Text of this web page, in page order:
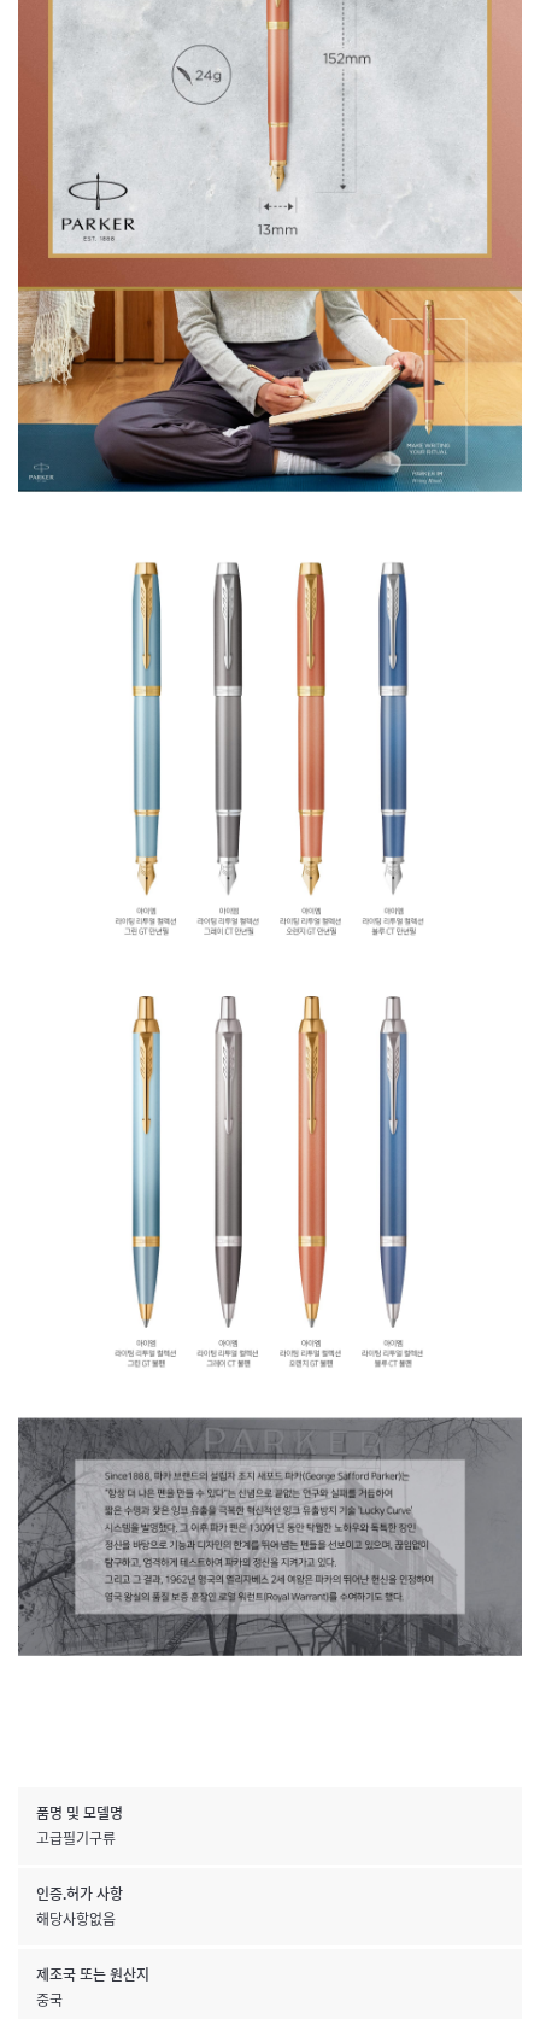
품명 및 모델명
고급필기구류
인증.허가 사항
해당사항없음
제조국 또는 원산지
중국